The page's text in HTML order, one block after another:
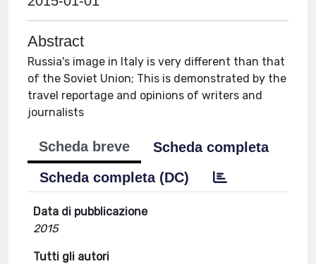
Abstract
Russia's image in Italy is very different than that
of the Soviet Union; This is demonstrated by the
travel reportage and opinions of writers and
journalists
Scheda breve
Scheda completa
Scheda completa (DC)
Data di pubblicazione
2015
Tutti gli autori